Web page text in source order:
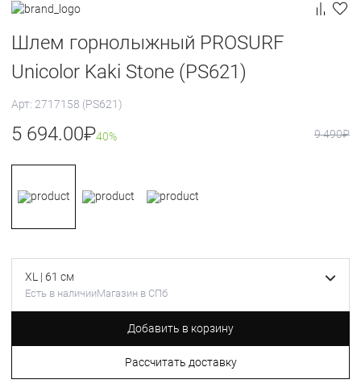
Шлем горнолыжный PROSURF
Unicolor Kaki Stone (PS621)
Арт: 2717158 (PS621)
5 694.00₽40% 9 490₽
XL | 61 см
Есть в наличииМагазин в СПб
Добавить в корзину
Рассчитать доставку